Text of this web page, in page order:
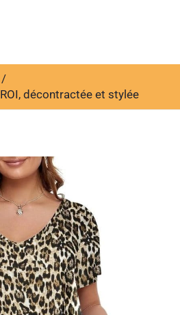
décontractée et stylée